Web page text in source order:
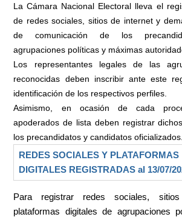
La Cámara Nacional Electoral lleva el
de redes sociales, sitios de internet y
de comunicación de los
agrupaciones políticas y máximas
Los representantes legales de las
reconocidas deben inscribir ante este
identificación de los respectivos perfiles.
Asimismo, en ocasión de cada
apoderados de lista deben registrar
los precandidatos y candidatos oficializados.
REDES SOCIALES Y PLATAFORMAS
DIGITALES REGISTRADAS al 13/07/
Para registrar redes sociales,
plataformas digitales de agrupaciones